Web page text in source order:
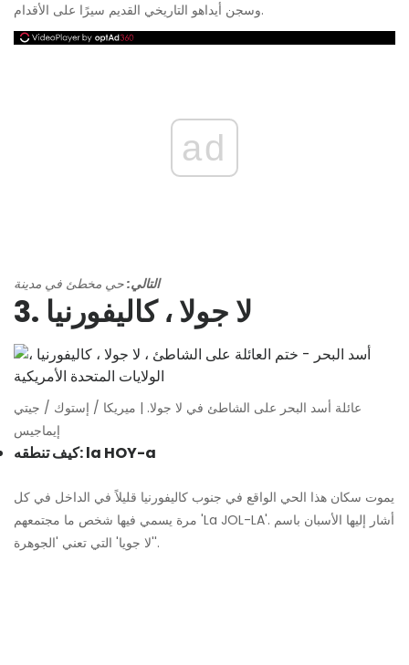
وسجن أيداهو التاريخي القديم سيرًا على الأقدام.
ad
التالي:حي مخطئ في مدينة
3. لا جولا ، كاليفورنيا
عائلة أسد البحر على الشاطئ في لا جولا. | ميريكا / إستوك / جيتي
إيماجيس
كيف تنطقه: la HOY-a
يموت سكان هذا الحي الواقع في جنوب كاليفورنيا قليلاً في الداخل في كل
مرة يسمي فيها شخص ما مجتمعهم 'La JOL-LA'. أشار إليها الأسبان باسم
'لا جويا' التي تعني 'الجوهرة'.